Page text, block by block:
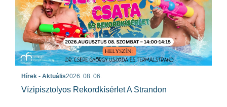
Hírek - Aktuális2026. 08. 06.
Vízipisztolyos Rekordkísérlet A Strandon